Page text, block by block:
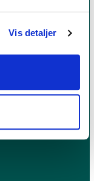
Vis detaljer